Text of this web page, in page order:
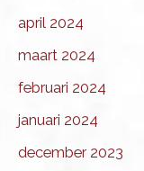
april 2024
maart 2024
februari 2024
januari 2024
december 2023